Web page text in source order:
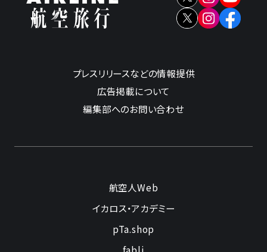
プレスリリースなどの情報提供
広告掲載について
編集部へのお問い合わせ
航空人Web
イカロス・アカデミー
pTa.shop